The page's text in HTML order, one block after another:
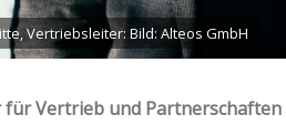
Vertriebsleiter: Bild: Alteos GmbH
für Vertrieb und Partnerschaften